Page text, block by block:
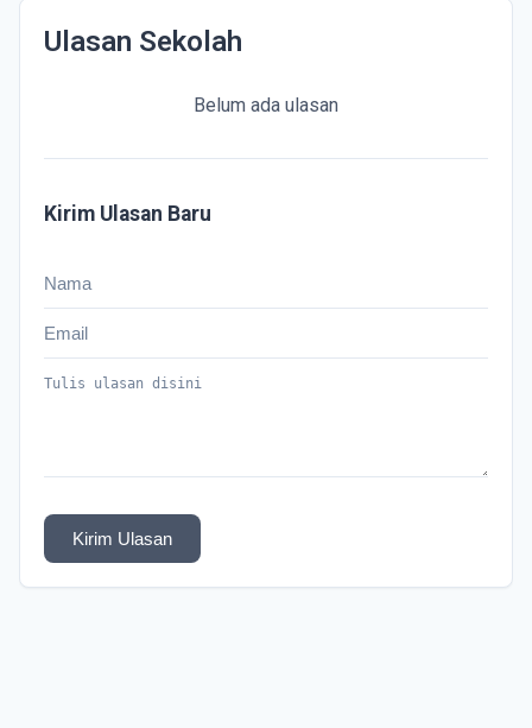
Ulasan Sekolah
Belum ada ulasan
Kirim Ulasan Baru
Kirim Ulasan